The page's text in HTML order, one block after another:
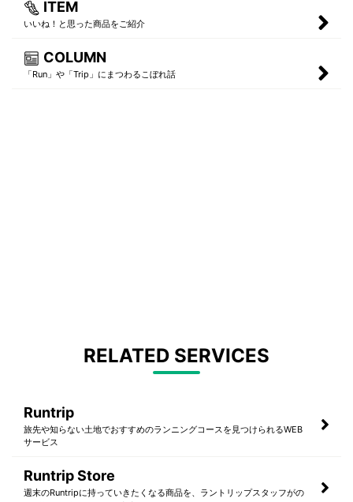
ITEM
いいね！と思った商品をご紹介
COLUMN
「Run」や「Trip」にまつわるこぼれ話
RELATED SERVICES
Runtrip
旅先や知らない土地でおすすめのランニングコースを見つけられるWEB
サービス
Runtrip Store
週末のRuntripに持っていきたくなる商品を、ラントリップスタッフがの